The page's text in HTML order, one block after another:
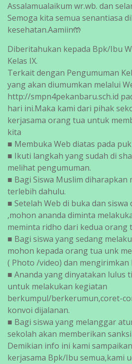
Assalamualaikum wr.wb. dan
Semoga kita semua senantiasa
kesehatan.Aamiin🤲
Diberitahukan kepada Bpk/Ibu
Kelas IX.
Terkait dengan Pengumuman
yang akan diumumkan melalui
http://smpn4pekanbaru.sch.id
hari ini.Maka kami dari pihak
kerjasama orang tua untuk
kita
■ Membuka Web diatas pada
■ Ikuti langkah yang sudah di
melihat pengumuman.
■ Bagi Siswa Muslim diharapkan
terlebih dahulu.
■ Setelah Web di buka dan
,mohon ananda diminta
meminta ridho dari kedua orang
■ Bagi siswa yang sedang
mohon kepada orang tua unk
( Photo /video) dan mengirimkan
■ Ananda yang dinyatakan lulus
untuk melakukan kegiatan
berkumpul/berkerumun,coret-
konvoi dijalanan.
■ Bagi siswa yang melanggar
sekolah akan memberikan
Demikian info ini kami
kerjasama Bpk/Ibu semua,kami